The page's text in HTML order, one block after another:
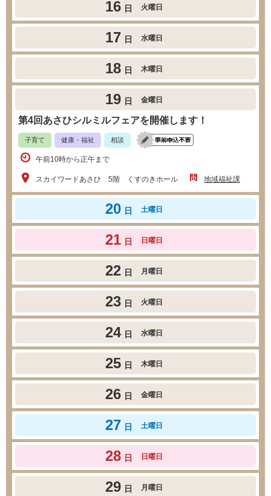
16 日 火曜日
17 日 水曜日
18 日 木曜日
19 日 金曜日
第4回あさひシルミルフェアを開催します！
子育て 健康・福祉 相談
午前10時から正午まで
スカイワードあさひ 5階 くすのきホール 地域福祉課
20 日 土曜日
21 日 日曜日
22 日 月曜日
23 日 火曜日
24 日 水曜日
25 日 木曜日
26 日 金曜日
27 日 土曜日
28 日 日曜日
29 日 月曜日